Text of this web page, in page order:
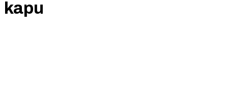
kapu